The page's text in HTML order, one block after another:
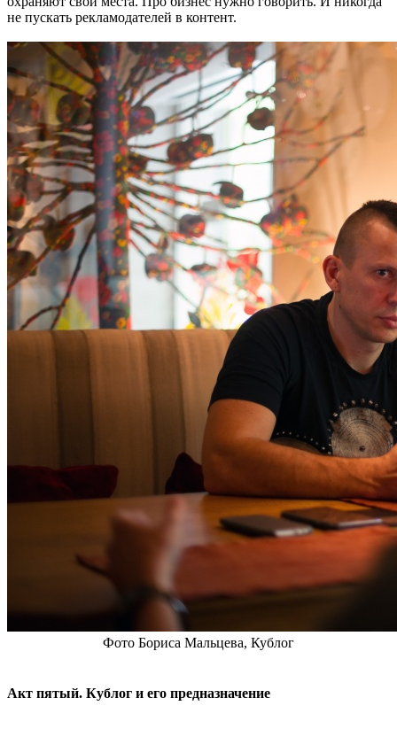
не пускать рекламодателей в контент.
Фото Бориса Мальцева, Кублог
Акт пятый. Кублог и его предназначение